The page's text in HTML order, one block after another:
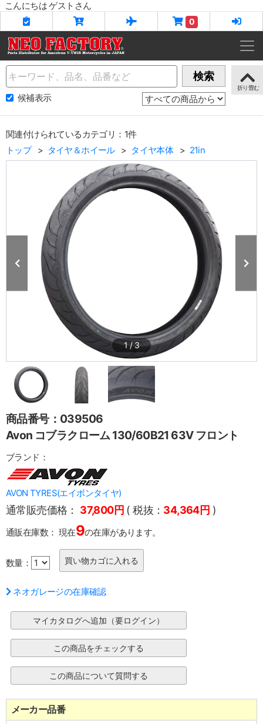
こんにちは ゲストさん
0
Name 検索
候補表示
関連付けられているカテゴリ：1件
トップ
タイヤ＆ホイール タイヤ本体 21in
1/3
商品番号：039506
Avon コブラクローム 130/60B21 63V フロント
ブランド：
AVON TYRES(エイボンタイヤ)
通常販売価格： 37,800円 ( 税抜： 34,364円 )
通販在庫数： 現在9の在庫があります。
数量：
ネオガレージの在庫確認
メーカー品番